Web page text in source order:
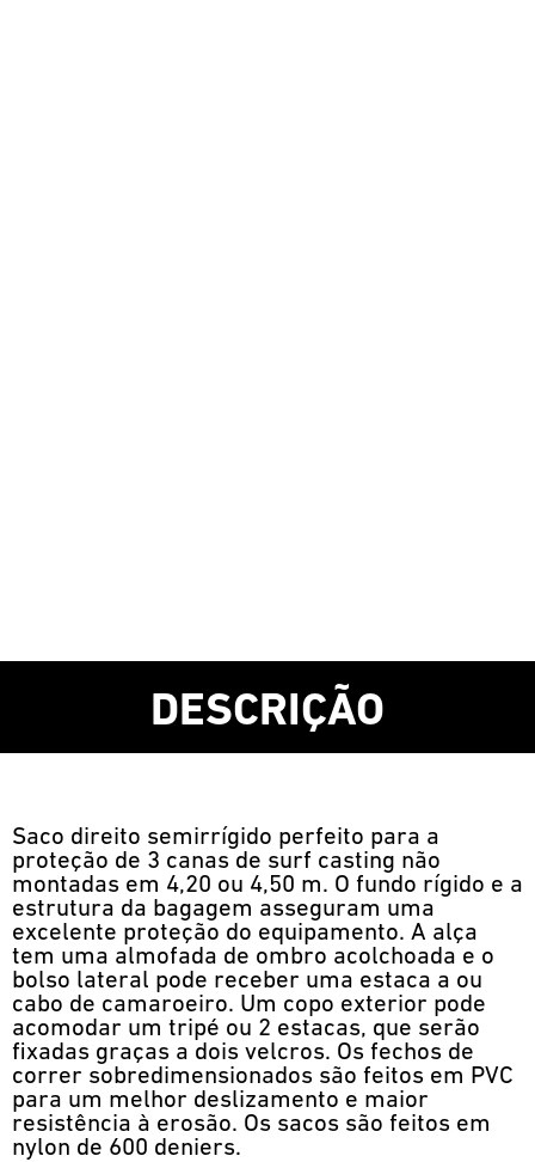
DESCRIÇÃO
Saco direito semirrígido perfeito para a
proteção de 3 canas de surf casting não
montadas em 4,20 ou 4,50 m. O fundo rígido e a
estrutura da bagagem asseguram uma
excelente proteção do equipamento. A alça
tem uma almofada de ombro acolchoada e o
bolso lateral pode receber uma estaca a ou
cabo de camaroeiro. Um copo exterior pode
acomodar um tripé ou 2 estacas, que serão
fixadas graças a dois velcros. Os fechos de
correr sobredimensionados são feitos em PVC
para um melhor deslizamento e maior
resistência à erosão. Os sacos são feitos em
nylon de 600 deniers.